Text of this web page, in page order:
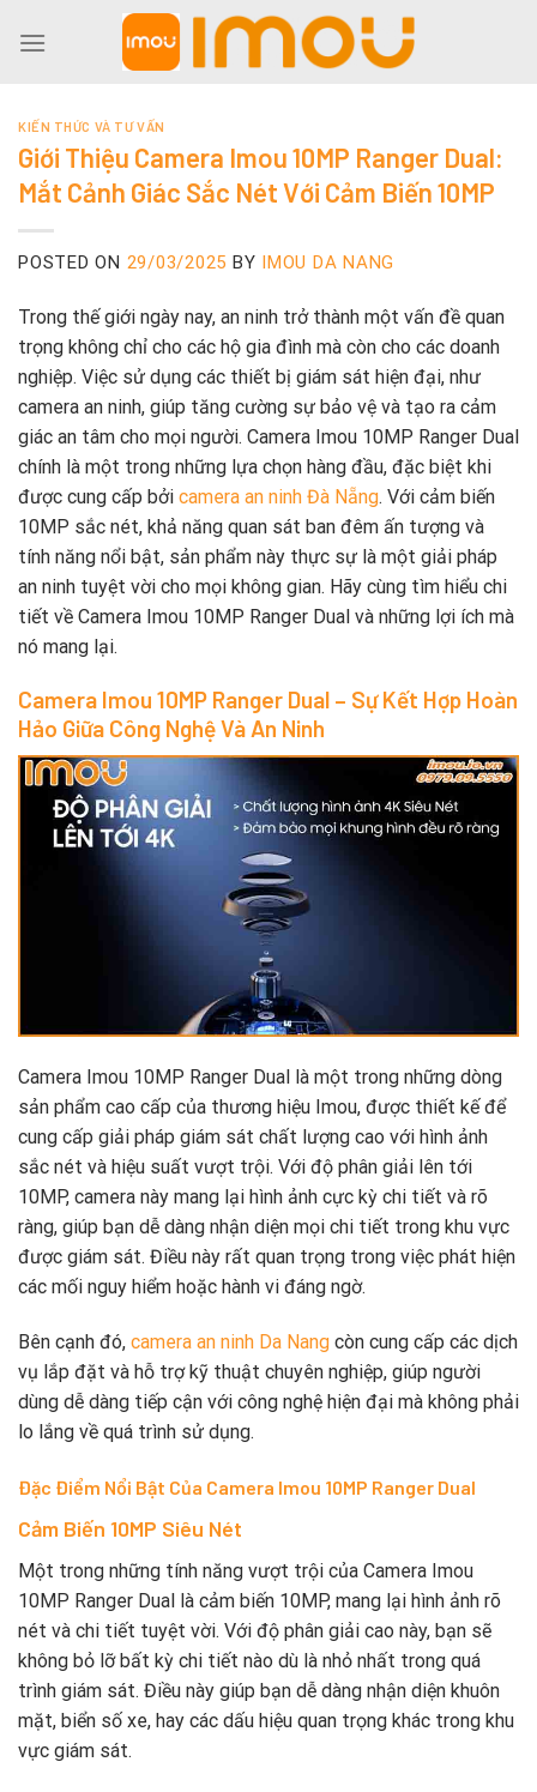
KIẾN THỨC VÀ TƯ VẤN
Giới Thiệu Camera Imou 10MP Ranger Dual:
Mắt Cảnh Giác Sắc Nét Với Cảm Biến 10MP
POSTED ON 29/03/2025 BY IMOU DA NANG
Trong thế giới ngày nay, an ninh trở thành một vấn đề quan
trọng không chỉ cho các hộ gia đình mà còn cho các doanh
nghiệp. Việc sử dụng các thiết bị giám sát hiện đại, như
camera an ninh, giúp tăng cường sự bảo vệ và tạo ra cảm
giác an tâm cho mọi người. Camera Imou 10MP Ranger Dual
chính là một trong những lựa chọn hàng đầu, đặc biệt khi
được cung cấp bởi camera an ninh Đà Nẵng. Với cảm biến
10MP sắc nét, khả năng quan sát ban đêm ấn tượng và
tính năng nổi bật, sản phẩm này thực sự là một giải pháp
an ninh tuyệt vời cho mọi không gian. Hãy cùng tìm hiểu chi
tiết về Camera Imou 10MP Ranger Dual và những lợi ích mà
nó mang lại.
Camera Imou 10MP Ranger Dual – Sự Kết Hợp Hoàn
Hảo Giữa Công Nghệ Và An Ninh
Camera Imou 10MP Ranger Dual là một trong những dòng
sản phẩm cao cấp của thương hiệu Imou, được thiết kế để
cung cấp giải pháp giám sát chất lượng cao với hình ảnh
sắc nét và hiệu suất vượt trội. Với độ phân giải lên tới
10MP, camera này mang lại hình ảnh cực kỳ chi tiết và rõ
ràng, giúp bạn dễ dàng nhận diện mọi chi tiết trong khu vực
được giám sát. Điều này rất quan trọng trong việc phát hiện
các mối nguy hiểm hoặc hành vi đáng ngờ.
Bên cạnh đó, camera an ninh Da Nang còn cung cấp các dịch
vụ lắp đặt và hỗ trợ kỹ thuật chuyên nghiệp, giúp người
dùng dễ dàng tiếp cận với công nghệ hiện đại mà không phải
lo lắng về quá trình sử dụng.
Đặc Điểm Nổi Bật Của Camera Imou 10MP Ranger Dual
Cảm Biến 10MP Siêu Nét
Một trong những tính năng vượt trội của Camera Imou
10MP Ranger Dual là cảm biến 10MP, mang lại hình ảnh rõ
nét và chi tiết tuyệt vời. Với độ phân giải cao này, bạn sẽ
không bỏ lỡ bất kỳ chi tiết nào dù là nhỏ nhất trong quá
trình giám sát. Điều này giúp bạn dễ dàng nhận diện khuôn
mặt, biển số xe, hay các dấu hiệu quan trọng khác trong khu
vực giám sát.